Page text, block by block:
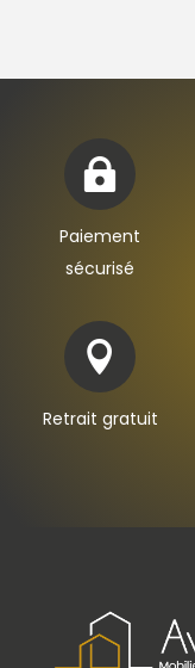

Paiement
sécurisé

Retrait gratuit